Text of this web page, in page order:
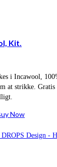
Kit.
i Incawool,
at strikke.
Now